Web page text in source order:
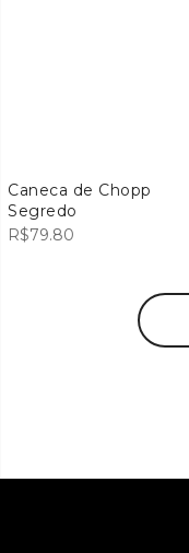
Caneca de Chopp
Segredo
R$79.80